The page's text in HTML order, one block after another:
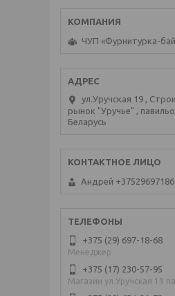
ЧУП «Фурнитурка-
ул.Уручская 19 ,
рынок "Уручье" ,
Беларусь
Андрей
+375 (29) 697-18-68
Менеджер
+375 (17) 230-57-95
Магазин ул.Уручская 19